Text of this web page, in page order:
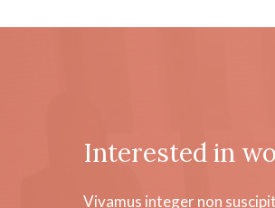
Interested in
Vivamus integer non